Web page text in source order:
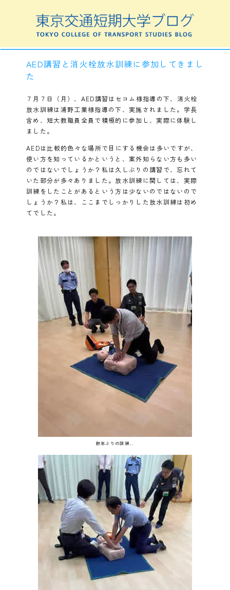
AED講習と消火栓放水訓練に参加してきまし
た
７月７日（月）、AED講習はセコム様指導の下、消火栓
放水訓練は浦野工業様指導の下、実施されました。学長
含め、短大教職員全員で積極的に参加し、実際に体験し
ました。
AEDは比較的色々な場所で目にする機会は多いですが、
使い方を知っているかというと、案外知らない方も多い
のではないでしょうか？私は久しぶりの講習で、忘れて
いた部分が多々ありました。放水訓練に関しては、実際
訓練をしたことがあるという方は少ないのではないので
しょうか？私は、ここまでしっかりした放水訓練は初め
てでした。
数年ぶりの訓練…